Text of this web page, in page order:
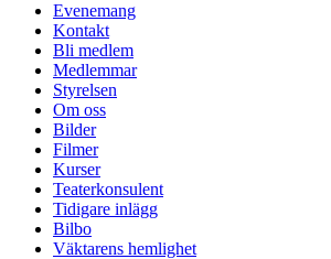
Evenemang
Kontakt
Bli medlem
Medlemmar
Styrelsen
Om oss
Bilder
Filmer
Kurser
Teaterkonsulent
Tidigare inlägg
Bilbo
Väktarens hemlighet